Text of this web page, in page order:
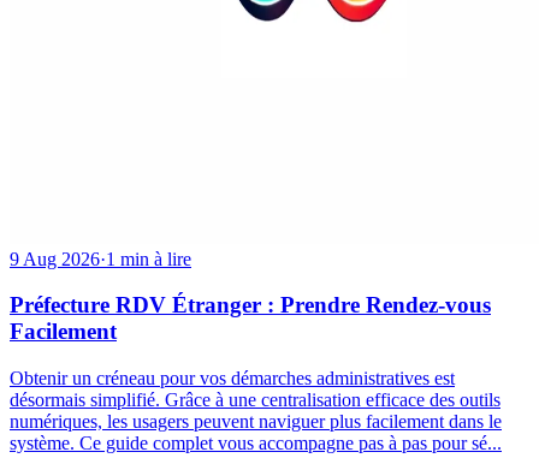
9 Aug 2026·1 min à lire
Préfecture RDV Étranger : Prendre Rendez-vous
Facilement
Obtenir un créneau pour vos démarches administratives est
désormais simplifié. Grâce à une centralisation efficace des outils
numériques, les usagers peuvent naviguer plus facilement dans le
système. Ce guide complet vous accompagne pas à pas pour sé...